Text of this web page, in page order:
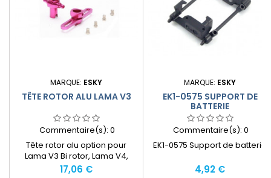
MARQUE: ESKY
TÊTE ROTOR ALU LAMA V3
Commentaire(s): 0
Tête rotor alu option pour
Lama V3 Bi rotor, Lama V4,
Commanche et hunter Esky
Prix
17,06 €
MARQUE: ESKY
EK1-0575 SUPPORT DE
BATTERIE
Commentaire(s): 0
EK1-0575 Support de batterie
Prix
4,92 €